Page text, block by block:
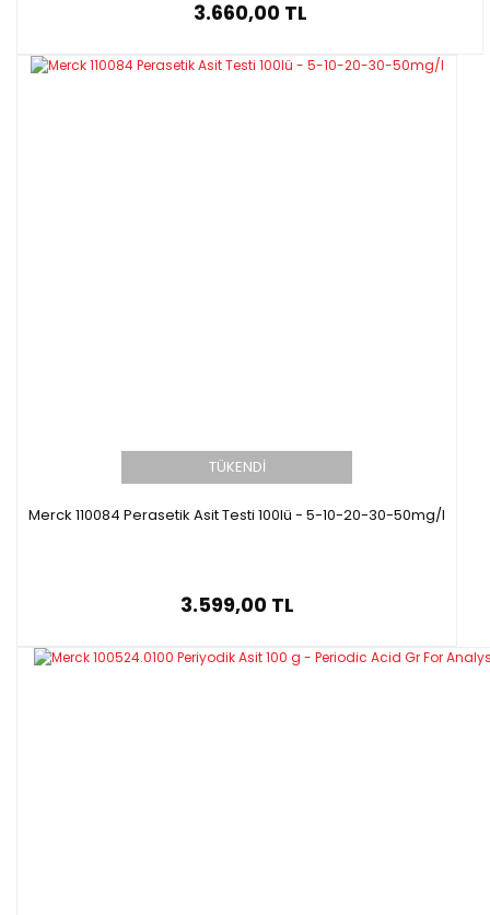
3.660,00 TL
TÜKENDİ
Merck 110084 Perasetik Asit Testi 100lü - 5-10-20-30-50mg/l
3.599,00 TL